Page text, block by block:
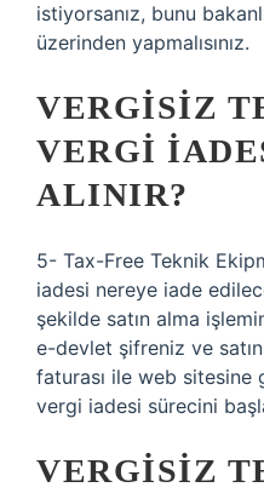
istiyorsanız, bunu
üzerinden yapmalısınız.
VERGISIZ
VERGI
ALINIR?
5- Tax-Free Teknik
iadesi nereye iade
şekilde satın alma
e-devlet şifreniz ve satın
faturası ile web sitesine
vergi iadesi sürecini
VERGISIZ